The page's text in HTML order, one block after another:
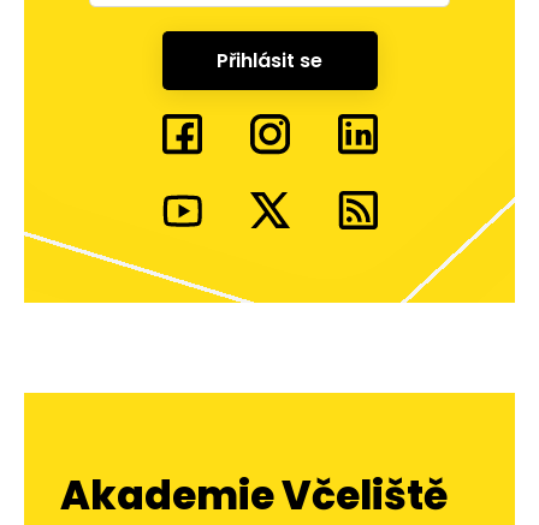
Přihlásit se
Akademie Včeliště